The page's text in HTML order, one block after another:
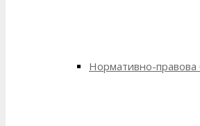
Нормативно-правова